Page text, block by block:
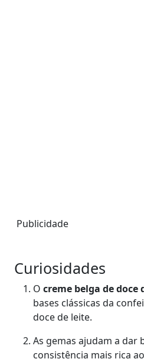
Publicidade
Curiosidades
O creme belga de doce
bases clássicas da
doce de leite.
As gemas ajudam a dar
consistência mais rica